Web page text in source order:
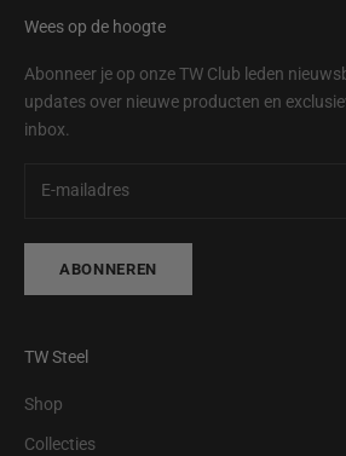
Wees op de hoogte
Abonneer je op onze TW Club leden
updates over nieuwe producten en
inbox.
ABONNEREN
TW Steel
Shop
Collecties